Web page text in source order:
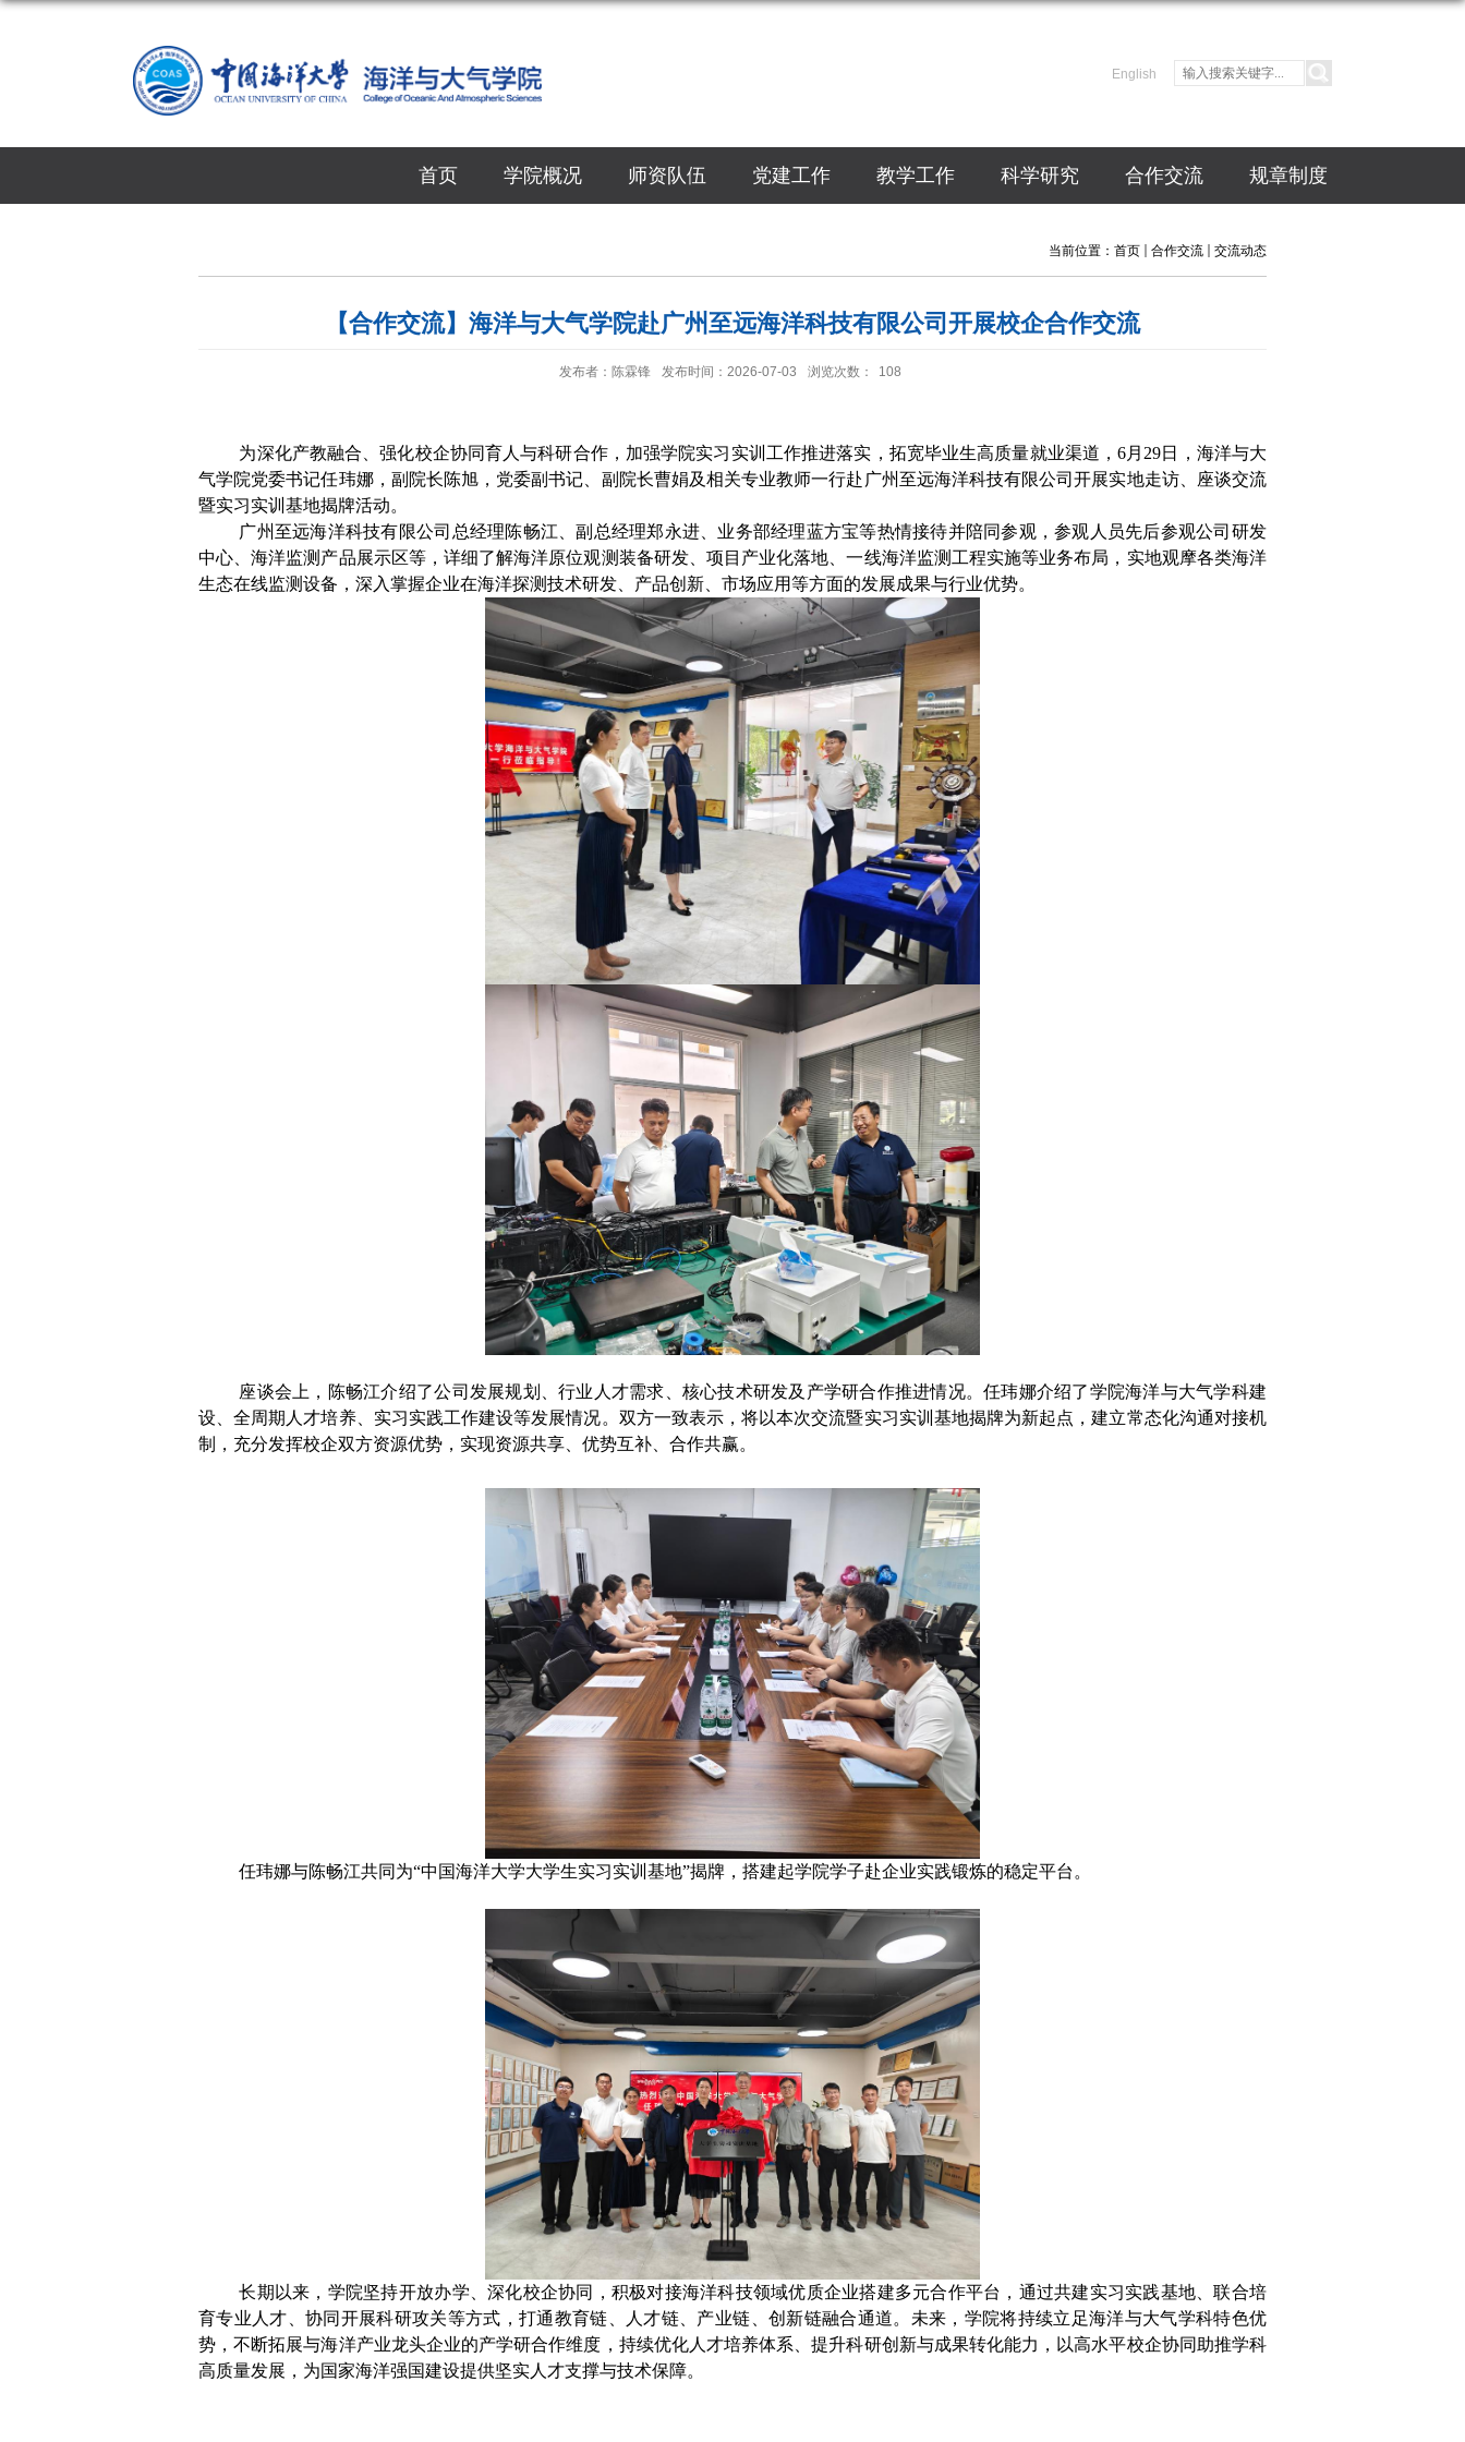
English
首页 学院概况 师资队伍 党建工作 教学工作 科学研究 合作交流 规章制度
当前位置： 首页 合作交流 交流动态
【合作交流】海洋与大气学院赴广州至远海洋科技有限公司开展校企合作交流
发布者：陈霖锋 发布时间：2026-07-03 浏览次数： 108
为深化产教融合、强化校企协同育人与科研合作，加强学院实习实训工作推进落实，拓宽毕业生高质量就业渠道，6月 29日，海洋与大
气学院党委书记任玮娜，副院长陈旭，党委副书记、副院长曹娟及相关专业教师一行赴广州至远海洋科技有限公司开展实地走访、座谈交流
暨实习实训基地揭牌活动。
广州至远海洋科技有限公司总经理陈畅江、副总经理郑永进、业务部经理蓝方宝等热情接待并陪同参观，参观人员先后参观公司研发
中心、海洋监测产品展示区等，详细了解海洋原位观测装备研发、项目产业化落地、一线海洋监测工程实施等业务布局，实地观摩各类海洋
生态在线监测设备，深入掌握企业在海洋探测技术研发、产品创新、市场应用等方面的发展成果与行业优势。
座谈会上，陈畅江介绍了公司发展规划、行业人才需求、核心技术研发及产学研合作推进情况。任玮娜介绍了学院海洋与大气学科建
设、全周期人才培养、实习实践工作建设等发展情况。双方一致表示，将以本次交流暨实习实训基地揭牌为新起点，建立常态化沟通对接机
制，充分发挥校企双方资源优势，实现资源共享、优势互补、合作共赢。
任玮娜与陈畅江共同为“中国海洋大学大学生实习实训基地”揭牌，搭建起学院学子赴企业实践锻炼的稳定平台。
长期以来，学院坚持开放办学、深化校企协同，积极对接海洋科技领域优质企业搭建多元合作平台，通过共建实习实践基地、联合培
育专业人才、协同开展科研攻关等方式，打通教育链、人才链、产业链、创新链融合通道。未来，学院将持续立足海洋与大气学科特色优
势，不断拓展与海洋产业龙头企业的产学研合作维度，持续优化人才培养体系、提升科研创新与成果转化能力，以高水平校企协同助推学科
高质量发展，为国家海洋强国建设提供坚实人才支撑与技术保障。